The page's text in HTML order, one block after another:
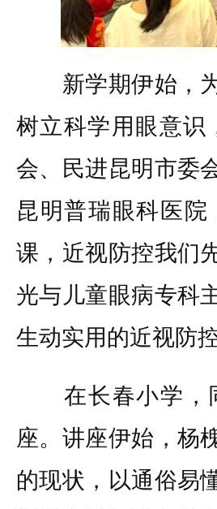
新学期伊始，为
树立科学用眼意识
会、民进昆明市委
昆明普瑞眼科医
课，近视防控我们
光与儿童眼病专科
生动实用的近视防控
在长春小学，同
座。讲座伊始，杨
的现状，以通俗易